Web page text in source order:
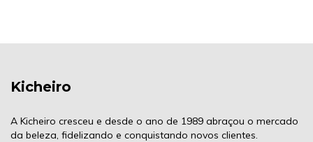
Kicheiro
A Kicheiro cresceu e desde o ano de 1989 abraçou o mercado
da beleza, fidelizando e conquistando novos clientes.